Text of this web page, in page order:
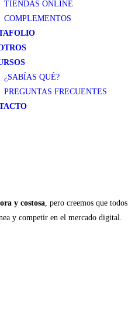
TIENDAS ONLINE
COMPLEMENTOS
¿SABÍAS QUÉ?
PREGUNTAS FRECUENTES
y costosa, pero creemos que todos
y competir en el mercado digital.